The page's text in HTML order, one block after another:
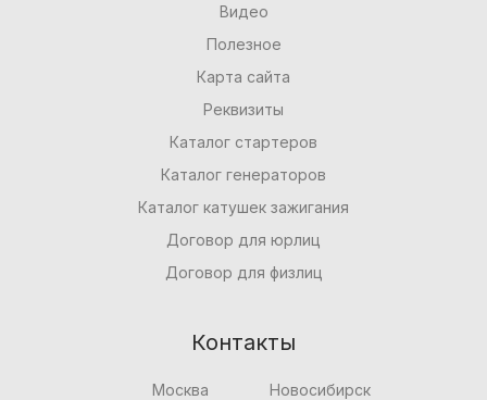
Видео
Полезное
Карта сайта
Реквизиты
Каталог стартеров
Каталог генераторов
Каталог катушек зажигания
Договор для юрлиц
Договор для физлиц
Контакты
Москва
Новосибирск